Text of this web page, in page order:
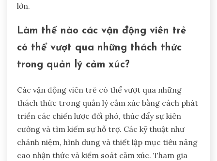
lớn.
Làm thế nào các vận động viên trẻ
có thể vượt qua những thách thức
trong quản lý cảm xúc?
Các vận động viên trẻ có thể vượt qua những
thách thức trong quản lý cảm xúc bằng cách phát
triển các chiến lược đối phó, thúc đẩy sự kiên
cường và tìm kiếm sự hỗ trợ. Các kỹ thuật như
chánh niệm, hình dung và thiết lập mục tiêu nâng
cao nhận thức và kiểm soát cảm xúc. Tham gia